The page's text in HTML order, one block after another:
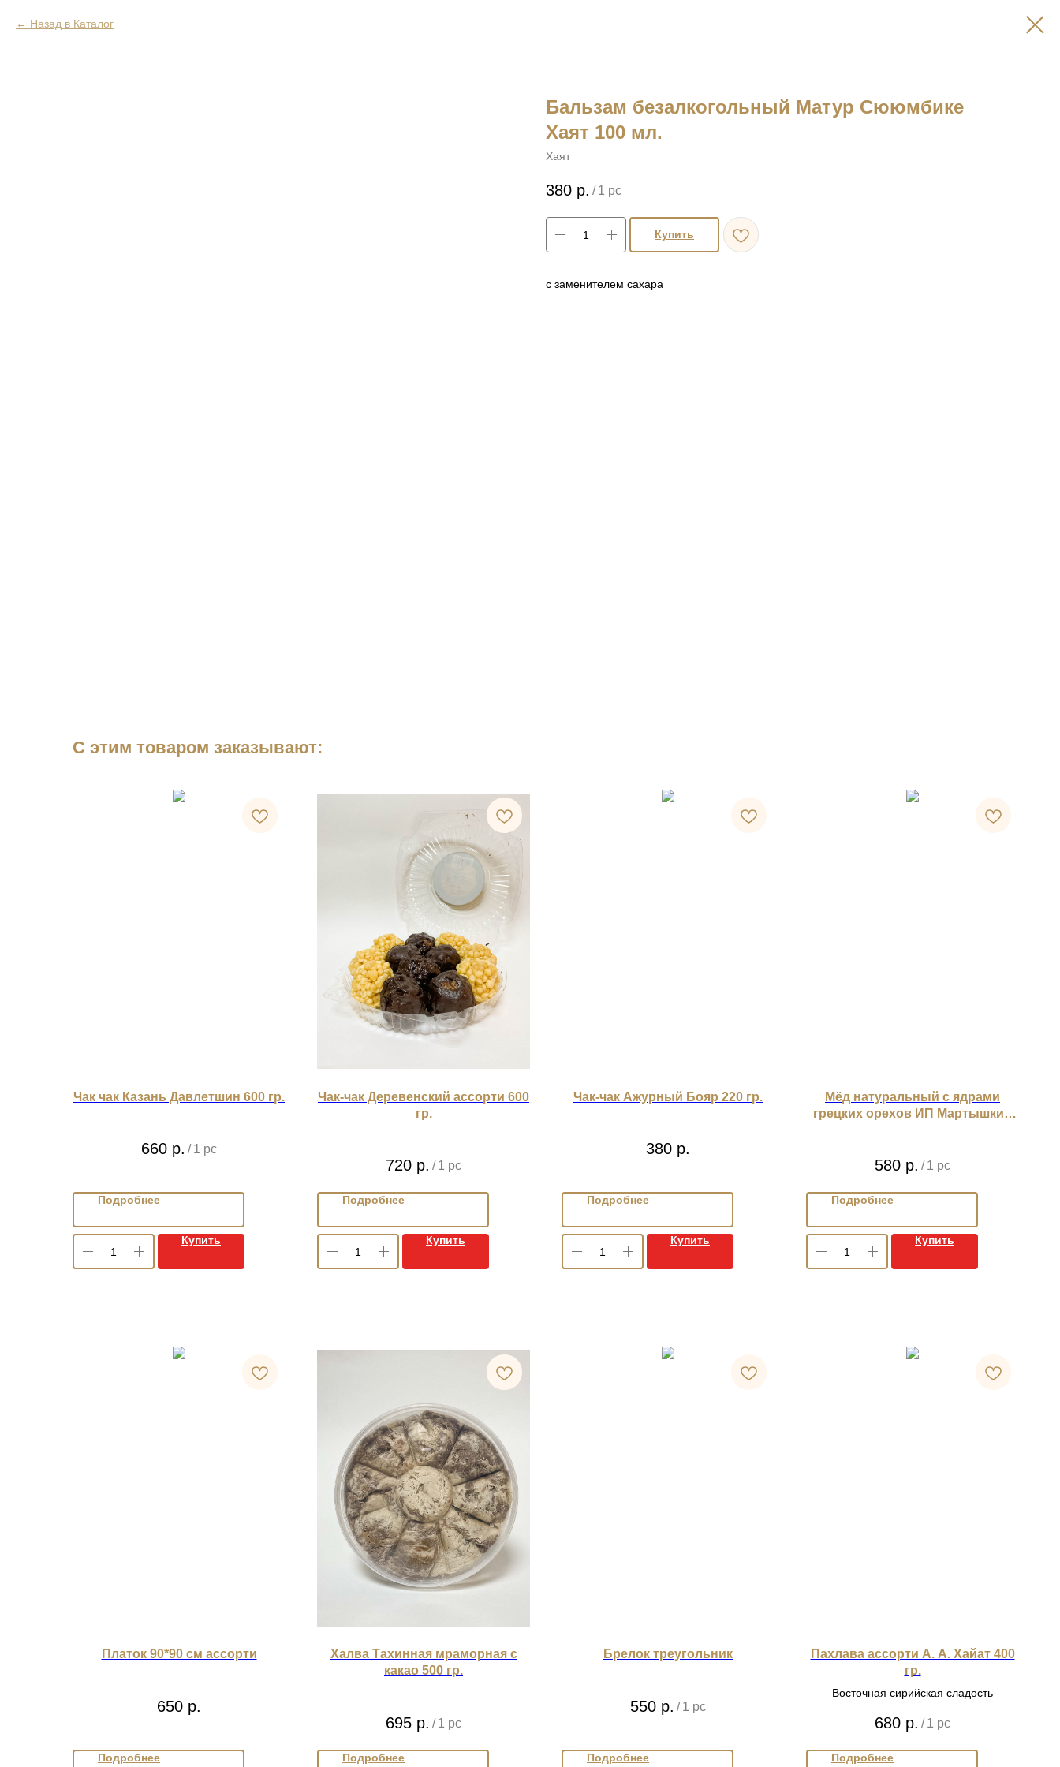
Назад в Каталог
Бальзам безалкогольный Матур Сююмбике
Хаят 100 мл.
Хаят
380 р. / 1 pc
Купить
с заменителем сахара
С этим товаром заказывают:
Чак чак Казань Давлетшин 600 гр.
660 р. / 1 pc
Подробнее
Купить
Чак-чак Деревенский ассорти 600
гр.
720 р. / 1 pc
Подробнее
Купить
Чак-чак Ажурный Бояр 220 гр.
380 р.
Подробнее
Купить
Мёд натуральный с ядрами
грецких орехов ИП Мартышкин
580 р. / 1 pc
Подробнее
Купить
Платок 90*90 см ассорти
650 р.
Подробнее
Халва Тахинная мраморная с
какао 500 гр.
695 р. / 1 pc
Подробнее
Брелок треугольник
550 р. / 1 pc
Подробнее
Пахлава ассорти А. А. Хайат 400
гр.
Восточная сирийская сладость
680 р. / 1 pc
Подробнее